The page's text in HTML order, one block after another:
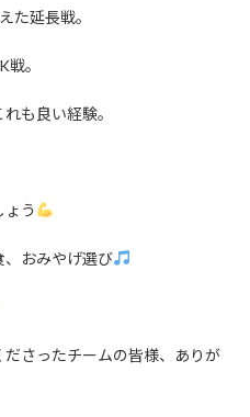
た延長戦。
。
も良い経験。
う
、おみやげ選び
さったチームの皆様、ありが